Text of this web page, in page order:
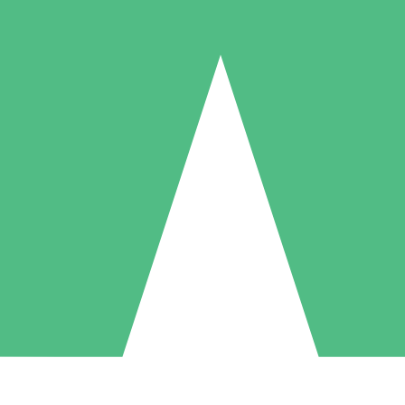
Packs de Crédits Individuels
à l'utilisation avec des crédits de téléchargement. Sans engagement
5 Téléchargements
US$